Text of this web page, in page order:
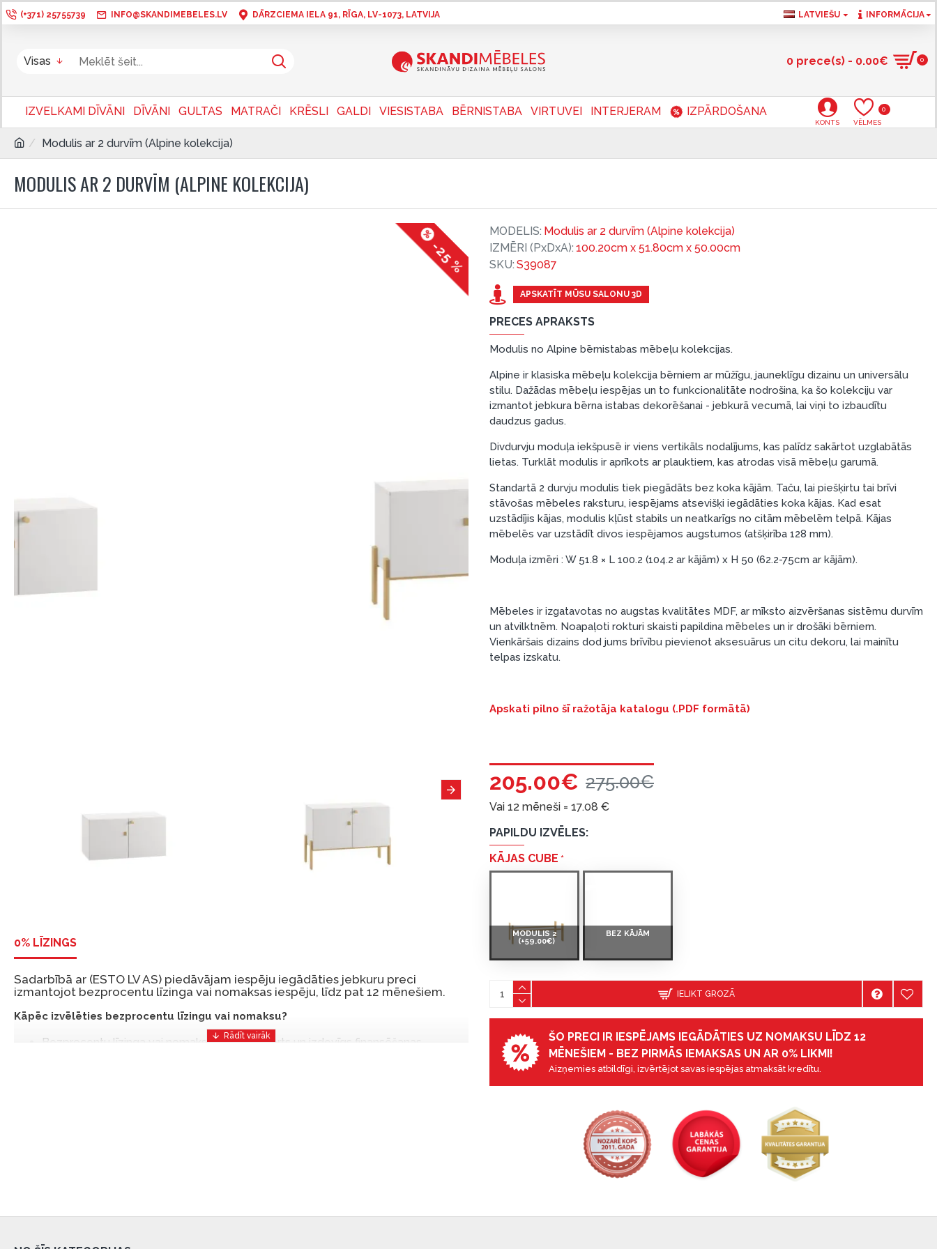
(+371) 25755739 INFO@SKANDIMEBELES.LV DĀRZCIEMA IELA 91, RĪGA, LV-1073, LATVIJA LATVIEŠU INFORMĀCIJA
Visas 0 prece(s) - 0.00€ 0
IZVELKAMI DĪVĀNI DĪVĀNI GULTAS MATRAČI KRĒSLI GALDI VIESISTABA BĒRNISTABA VIRTUVEI INTERJERAM IZPĀRDOŠANA
KONTS VĒLMES
0
Modulis ar 2 durvīm (Alpine kolekcija)
MODULIS AR 2 DURVĪM (ALPINE KOLEKCIJA)
-25 %
0% LĪZINGS
Sadarbībā ar (ESTO LV AS) piedāvājam iespēju iegādāties jebkuru preci
izmantojot bezprocentu līzinga vai nomaksas iespēju, līdz pat 12 mēnešiem.
Kāpēc izvēlēties bezprocentu līzingu vai nomaksu?
Bezprocentu līzinga vai nomaksas iespēja ir ērts un izdevīgs finansēšanas
APSKATĪT MŪSU SALONU 3D
PRECES APRAKSTS
Modulis no Alpine bērnistabas mēbeļu kolekcijas.
Alpine ir klasiska mēbeļu kolekcija bērniem ar mūžīgu, jauneklīgu dizainu un universālu
stilu. Dažādas mēbeļu iespējas un to funkcionalitāte nodrošina, ka šo kolekciju var
izmantot jebkura bērna istabas dekorēšanai - jebkurā vecumā, lai viņi to izbaudītu
daudzus gadus.
Divdurvju moduļa iekšpusē ir viens vertikāls nodalījums, kas palīdz sakārtot uzglabātās
lietas. Turklāt modulis ir aprīkots ar plauktiem, kas atrodas visā mēbeļu garumā.
Standartā 2 durvju modulis tiek piegādāts bez koka kājām. Taču, lai piešķirtu tai brīvi
stāvošas mēbeles raksturu, iespējams atsevišķi iegādāties koka kājas. Kad esat
uzstādījis kājas, modulis kļūst stabils un neatkarīgs no citām mēbelēm telpā. Kājas
mēbelēs var uzstādīt divos iespējamos augstumos (atšķirība 128 mm).
Moduļa izmēri : W 51.8 × L 100.2 (104.2 ar kājām) x H 50 (62.2-75cm ar kājām).
Mēbeles ir izgatavotas no augstas kvalitātes MDF, ar mīksto aizvēršanas sistēmu durvīm
un atvilktnēm. Noapaļoti rokturi skaisti papildina mēbeles un ir drošāki bērniem.
Vienkāršais dizains dod jums brīvību pievienot aksesuārus un citu dekoru, lai mainītu
telpas izskatu.
Apskati pilno šī ražotāja katalogu (.PDF formātā)
MODELIS: Modulis ar 2 durvīm (Alpine kolekcija)
IZMĒRI (PxDxA): 100.20cm x 51.80cm x 50.00cm
SKU: S39087
205.00€ 275.00€
Vai 12 mēneši = 17.08 €
PAPILDU IZVĒLES:
KĀJAS CUBE
MODULIS 2
(+59.00€)
BEZ KĀJĀM
IELIKT GROZĀ
ŠO PRECI IR IESPĒJAMS IEGĀDĀTIES UZ NOMAKSU LĪDZ 12
MĒNEŠIEM - BEZ PIRMĀS IEMAKSAS UN AR 0% LIKMI!
Aizņemies atbildīgi, izvērtējot savas iespējas atmaksāt kredītu.